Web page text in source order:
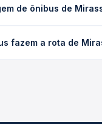
Na Quero
de ônibus de
Quero Passagem
fazem a rota de